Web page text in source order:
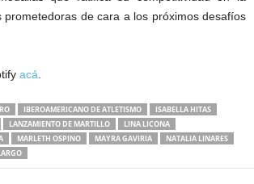
prometedoras de cara a los próximos desafíos
acá
IBEROAMERICANO DE ATLETISMO
ISABELLA HITAS
LANZAMIENTO DE MARTILLO
LINA LICONA
MARLETH OSPINO MAYRA GAVIRIA
NATALIA LINARES